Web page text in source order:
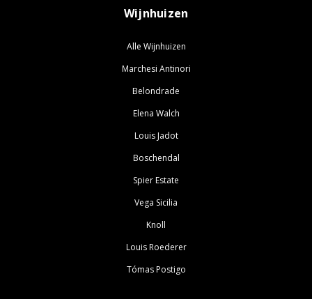
Wijnhuizen
Alle Wijnhuizen
Marchesi Antinori
Belondrade
Elena Walch
Louis Jadot
Boschendal
Spier Estate
Vega Sicilia
Knoll
Louis Roederer
Tómas Postigo